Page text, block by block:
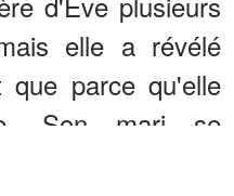
elle a révélé
parce qu'elle
Son mari se